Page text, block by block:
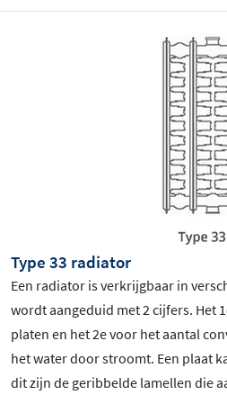
Type 33 radiator
Een radiator is verkrijgbaar in
wordt aangeduid met 2 cijfers. Het
platen en het 2e voor het aantal
het water door stroomt. Een plaat
dit zijn de geribbelde lamellen die